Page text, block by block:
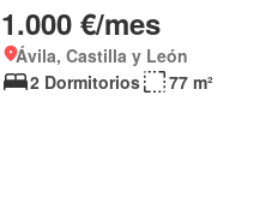
1.000 €/mes
Ávila, Castilla y León
2 Dormitorios
77 m²